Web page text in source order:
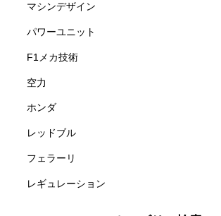
マシンデザイン
パワーユニット
F1メカ技術
空力
ホンダ
レッドブル
フェラーリ
レギュレーション